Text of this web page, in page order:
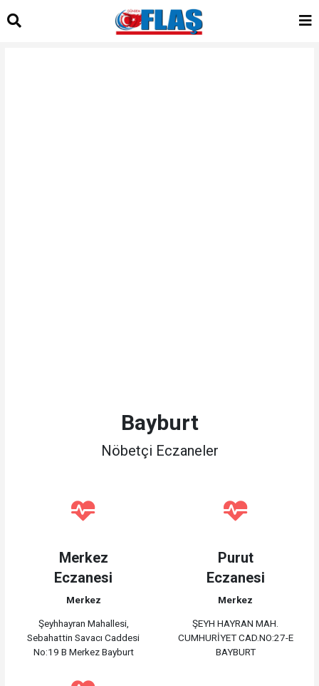
Bayburt
Nöbetçi Eczaneler
Merkez
Eczanesi
Merkez
Şeyhhayran Mahallesi,
Sebahattin Savacı Caddesi
No:19 B Merkez Bayburt
Purut
Eczanesi
Merkez
ŞEYH HAYRAN MAH.
CUMHURİYET CAD.NO:27-E
BAYBURT